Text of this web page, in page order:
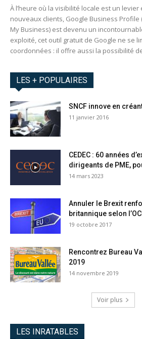
À l’heure où la visibilité locale est un
nouveaux clients, Google Business
My Business) est devenu un
exploité, cet outil gratuit de Google ne se
coordonnées : il offre aussi la possibilité
LES + POPULAIRES
SNCF innove en
11 janvier 2016
CEDEC : 60 années
dirigeants de PME,
14 mars 2023
Annuler le Brexit
britannique selon
19 octobre 2017
Rencontrez Bureau
2019
14 novembre 2019
Voir plus
LES INRATABLES